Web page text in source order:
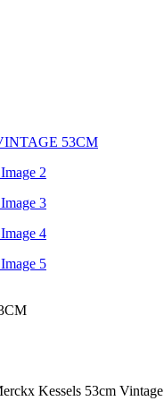
Kessels 53cm Vintage